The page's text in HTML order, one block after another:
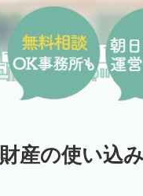
産の使い込